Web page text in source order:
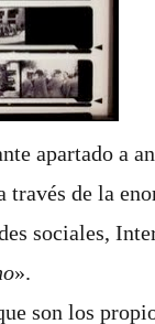
apartado a
través de la
sociales,
».
son los